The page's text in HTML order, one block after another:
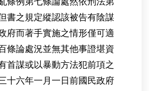
書之規定縱認該被告有陰謀
府而著手實施之情形僅可適
條論處況並無其他事證堪資
首謀或以暴動方法犯前項之
十六年一月一日前國民政府